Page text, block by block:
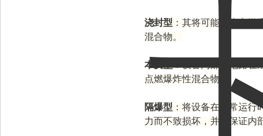
浇封型 ：其将可能产生点
混合物。
本安型
点燃爆炸性混合物。
隔爆型 ：将设备在正常运
力而不致损坏，并能保证内